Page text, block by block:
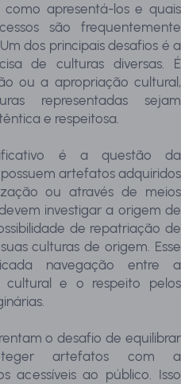
apresentá-los e quais
são frequentemente
dos principais desafios é a
de culturas diversas. É
ou a apropriação cultural,
representadas sejam
e respeitosa.
é a questão da
artefatos adquiridos
ou através de meios
investigar a origem de
de repatriação de
culturas de origem. Esse
navegação entre a
cultural e o respeito pelos
o desafio de equilibrar
artefatos com a
acessíveis ao público. Isso